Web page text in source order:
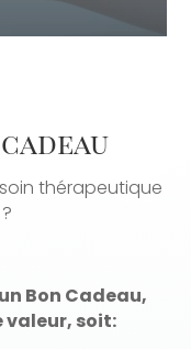
thérapeutique
Bon Cadeau,
valeur, soit: